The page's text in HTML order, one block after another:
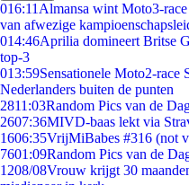
016:11 Almansa wint Moto3-
van afwezige
014:46Aprilia domineert Britse
top-3
013:59Sensationele Moto2-race
Nederlanders buiten de punten
2811:03Random Pics van de
2607:36MIVD-baas lekt via
1606:35VrijMiBabes #316 (not
7601:09Random Pics van de
1208/08Vrouw krijgt 30